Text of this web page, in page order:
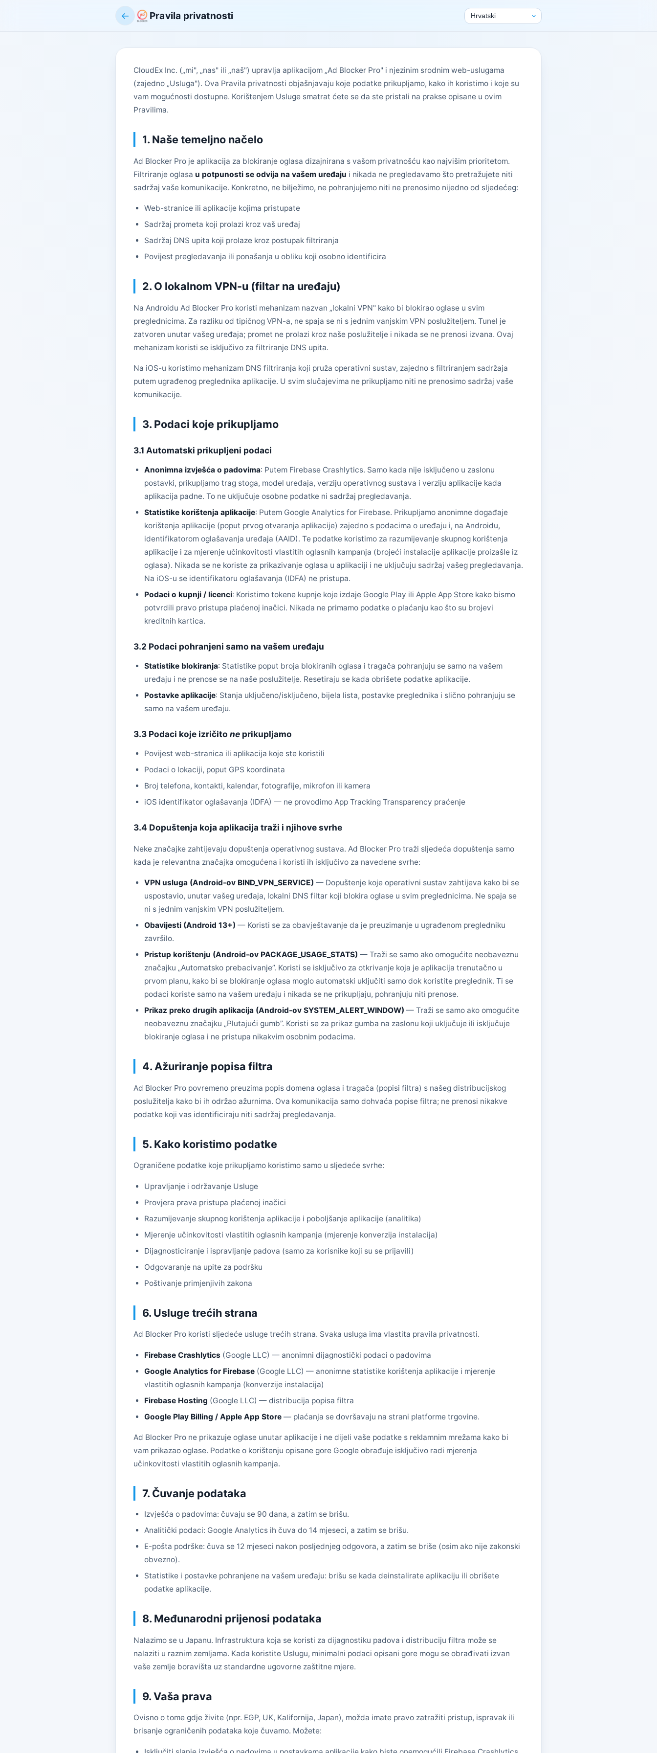
← Pravila privatnosti
CloudEx Inc. („mi", „nas" ili „naš") upravlja aplikacijom „Ad Blocker Pro" i njezinim srodnim web-uslugama
(zajedno „Usluga"). Ova Pravila privatnosti objašnjavaju koje podatke prikupljamo, kako ih koristimo i koje su
vam mogućnosti dostupne. Korištenjem Usluge smatrat ćete se da ste pristali na prakse opisane u ovim
Pravilima.
1. Naše temeljno načelo
Ad Blocker Pro je aplikacija za blokiranje oglasa dizajnirana s vašom privatnošću kao najvišim prioritetom.
Filtriranje oglasa u potpunosti se odvija na vašem uređaju i nikada ne pregledavamo što pretražujete niti
sadržaj vaše komunikacije. Konkretno, ne bilježimo, ne pohranjujemo niti ne prenosimo nijedno od sljedećeg:
Web-stranice ili aplikacije kojima pristupate
Sadržaj prometa koji prolazi kroz vaš uređaj
Sadržaj DNS upita koji prolaze kroz postupak filtriranja
Povijest pregledavanja ili ponašanja u obliku koji osobno identificira
2. O lokalnom VPN-u (filtar na uređaju)
Na Androidu Ad Blocker Pro koristi mehanizam nazvan „lokalni VPN" kako bi blokirao oglase u svim
preglednicima. Za razliku od tipičnog VPN-a, ne spaja se ni s jednim vanjskim VPN poslužiteljem. Tunel je
zatvoren unutar vašeg uređaja; promet ne prolazi kroz naše poslužitelje i nikada se ne prenosi izvana. Ovaj
mehanizam koristi se isključivo za filtriranje DNS upita.
Na iOS-u koristimo mehanizam DNS filtriranja koji pruža operativni sustav, zajedno s filtriranjem sadržaja
putem ugrađenog preglednika aplikacije. U svim slučajevima ne prikupljamo niti ne prenosimo sadržaj vaše
komunikacije.
3. Podaci koje prikupljamo
3.1 Automatski prikupljeni podaci
Anonimna izvješća o padovima: Putem Firebase Crashlytics. Samo kada nije isključeno u zaslonu
postavki, prikupljamo trag stoga, model uređaja, verziju operativnog sustava i verziju aplikacije kada
aplikacija padne. To ne uključuje osobne podatke ni sadržaj pregledavanja.
Statistike korištenja aplikacije: Putem Google Analytics for Firebase. Prikupljamo anonimne događaje
korištenja aplikacije (poput prvog otvaranja aplikacije) zajedno s podacima o uređaju i, na Androidu,
identifikatorom oglašavanja uređaja (AAID). Te podatke koristimo za razumijevanje skupnog korištenja
aplikacije i za mjerenje učinkovitosti vlastitih oglasnih kampanja (brojeći instalacije aplikacije proizašle iz
oglasa). Nikada se ne koriste za prikazivanje oglasa u aplikaciji i ne uključuju sadržaj vašeg pregledavanja.
Na iOS-u se identifikatoru oglašavanja (IDFA) ne pristupa.
Podaci o kupnji / licenci: Koristimo tokene kupnje koje izdaje Google Play ili Apple App Store kako bismo
potvrdili pravo pristupa plaćenoj inačici. Nikada ne primamo podatke o plaćanju kao što su brojevi
kreditnih kartica.
3.2 Podaci pohranjeni samo na vašem uređaju
Statistike blokiranja: Statistike poput broja blokiranih oglasa i tragača pohranjuju se samo na vašem
uređaju i ne prenose se na naše poslužitelje. Resetiraju se kada obrišete podatke aplikacije.
Postavke aplikacije: Stanja uključeno/isključeno, bijela lista, postavke preglednika i slično pohranjuju se
samo na vašem uređaju.
3.3 Podaci koje izričito ne prikupljamo
Povijest web-stranica ili aplikacija koje ste koristili
Podaci o lokaciji, poput GPS koordinata
Broj telefona, kontakti, kalendar, fotografije, mikrofon ili kamera
iOS identifikator oglašavanja (IDFA) — ne provodimo App Tracking Transparency praćenje
3.4 Dopuštenja koja aplikacija traži i njihove svrhe
Neke značajke zahtijevaju dopuštenja operativnog sustava. Ad Blocker Pro traži sljedeća dopuštenja samo
kada je relevantna značajka omogućena i koristi ih isključivo za navedene svrhe:
VPN usluga (Android-ov BIND_VPN_SERVICE) — Dopuštenje koje operativni sustav zahtijeva kako bi se
uspostavio, unutar vašeg uređaja, lokalni DNS filtar koji blokira oglase u svim preglednicima. Ne spaja se
ni s jednim vanjskim VPN poslužiteljem.
Obavijesti (Android 13+) — Koristi se za obavještavanje da je preuzimanje u ugrađenom pregledniku
završilo.
Pristup korištenju (Android-ov PACKAGE_USAGE_STATS) — Traži se samo ako omogućite neobaveznu
značajku „Automatsko prebacivanje”. Koristi se isključivo za otkrivanje koja je aplikacija trenutačno u
prvom planu, kako bi se blokiranje oglasa moglo automatski uključiti samo dok koristite preglednik. Ti se
podaci koriste samo na vašem uređaju i nikada se ne prikupljaju, pohranjuju niti prenose.
Prikaz preko drugih aplikacija (Android-ov SYSTEM_ALERT_WINDOW) — Traži se samo ako omogućite
neobaveznu značajku „Plutajući gumb”. Koristi se za prikaz gumba na zaslonu koji uključuje ili isključuje
blokiranje oglasa i ne pristupa nikakvim osobnim podacima.
4. Ažuriranje popisa filtra
Ad Blocker Pro povremeno preuzima popis domena oglasa i tragača (popisi filtra) s našeg distribucijskog
poslužitelja kako bi ih održao ažurnima. Ova komunikacija samo dohvaća popise filtra; ne prenosi nikakve
podatke koji vas identificiraju niti sadržaj pregledavanja.
5. Kako koristimo podatke
Ograničene podatke koje prikupljamo koristimo samo u sljedeće svrhe:
Upravljanje i održavanje Usluge
Provjera prava pristupa plaćenoj inačici
Razumijevanje skupnog korištenja aplikacije i poboljšanje aplikacije (analitika)
Mjerenje učinkovitosti vlastitih oglasnih kampanja (mjerenje konverzija instalacija)
Dijagnosticiranje i ispravljanje padova (samo za korisnike koji su se prijavili)
Odgovaranje na upite za podršku
Poštivanje primjenjivih zakona
6. Usluge trećih strana
Ad Blocker Pro koristi sljedeće usluge trećih strana. Svaka usluga ima vlastita pravila privatnosti.
Firebase Crashlytics (Google LLC) — anonimni dijagnostički podaci o padovima
Google Analytics for Firebase (Google LLC) — anonimne statistike korištenja aplikacije i mjerenje
vlastitih oglasnih kampanja (konverzije instalacija)
Firebase Hosting (Google LLC) — distribucija popisa filtra
Google Play Billing / Apple App Store — plaćanja se dovršavaju na strani platforme trgovine.
Ad Blocker Pro ne prikazuje oglase unutar aplikacije i ne dijeli vaše podatke s reklamnim mrežama kako bi
vam prikazao oglase. Podatke o korištenju opisane gore Google obrađuje isključivo radi mjerenja
učinkovitosti vlastitih oglasnih kampanja.
7. Čuvanje podataka
Izvješća o padovima: čuvaju se 90 dana, a zatim se brišu.
Analitički podaci: Google Analytics ih čuva do 14 mjeseci, a zatim se brišu.
E-pošta podrške: čuva se 12 mjeseci nakon posljednjeg odgovora, a zatim se briše (osim ako nije zakonski
obvezno).
Statistike i postavke pohranjene na vašem uređaju: brišu se kada deinstalirate aplikaciju ili obrišete
podatke aplikacije.
8. Međunarodni prijenosi podataka
Nalazimo se u Japanu. Infrastruktura koja se koristi za dijagnostiku padova i distribuciju filtra može se
nalaziti u raznim zemljama. Kada koristite Uslugu, minimalni podaci opisani gore mogu se obrađivati izvan
vaše zemlje boravišta uz standardne ugovorne zaštitne mjere.
9. Vaša prava
Ovisno o tome gdje živite (npr. EGP, UK, Kalifornija, Japan), možda imate pravo zatražiti pristup, ispravak ili
brisanje ograničenih podataka koje čuvamo. Možete: